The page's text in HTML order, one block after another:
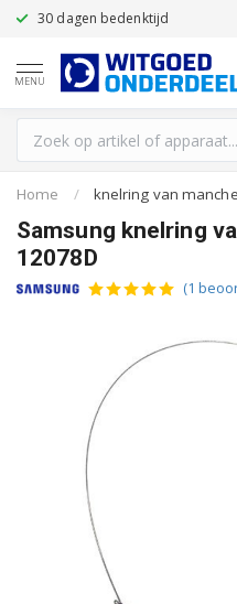
30 dagen bedenktijd
MENU
Home / knelring van
Samsung knelring
12078D
(1